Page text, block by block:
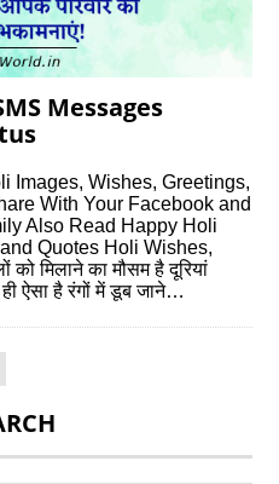
Messages
Images, Wishes, Greetings,
With Your Facebook and
Also Read Happy Holi
Quotes Holi Wishes,
मिलाने का मौसम है दूरियां
ही ऐसा है रंगों में डूब जाने…